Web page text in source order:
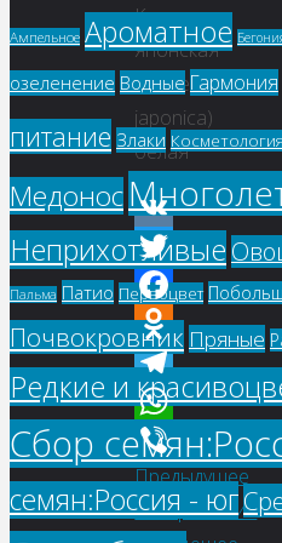
Камелия
японская
(Camellia
japonica)
белая
VK
Twitter
Facebook
Odnoklassniki
Telegram
WhatsApp
Viber
Предыдущее
изображение
Ампельное Ароматное
озеленение Водные Гармония
питание Злаки Косметология
Медонос
Неприхотливые
Пальма Патио Первоцвет
Почвокровник Пряные
Редкие и
Сбор
семян:Россия - юг